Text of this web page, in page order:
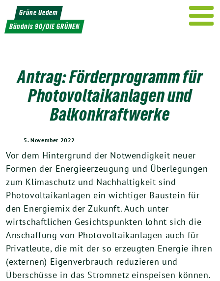
Weiter
zum
Inhalt
Grüne Uedem
Bündnis 90/DIE GRÜNEN
Antrag: Förderprogramm für
Photovoltaikanlagen und
Balkonkraftwerke
5. November 2022
Vor dem Hintergrund der Notwendigkeit neuer
Formen der Energieerzeugung und Überlegungen
zum Klimaschutz und Nachhaltigkeit sind
Photovoltaikanlagen ein wichtiger Baustein für
den Energiemix der Zukunft. Auch unter
wirtschaftlichen Gesichtspunkten lohnt sich die
Anschaffung von Photovoltaikanlagen auch für
Privatleute, die mit der so erzeugten Energie ihren
(externen) Eigenverbrauch reduzieren und
Überschüsse in das Stromnetz einspeisen können.